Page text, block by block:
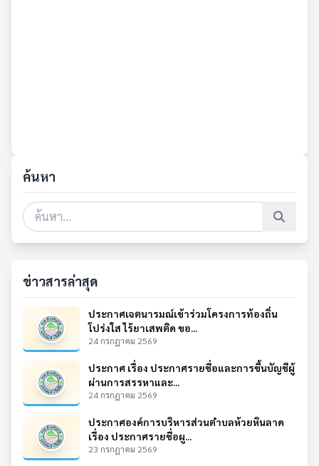
ค้นหา
ข่าวสารล่าสุด
ประกาศเจตนารมณ์เข้าร่วมโครงการท้องถิ่น
โปร่งใส ไร้ยาเสพติด ขอ...
24 กรกฎาคม 2569
ประกาศ เรื่อง ประกาศรายชื่อและการขึ้นบัญชีผู้
ผ่านการสรรหาและ...
24 กรกฎาคม 2569
ประกาศองค์การบริหารส่วนตำบลห้วยหินลาด
เรื่อง ประกาศรายชื่อผู...
23 กรกฎาคม 2569